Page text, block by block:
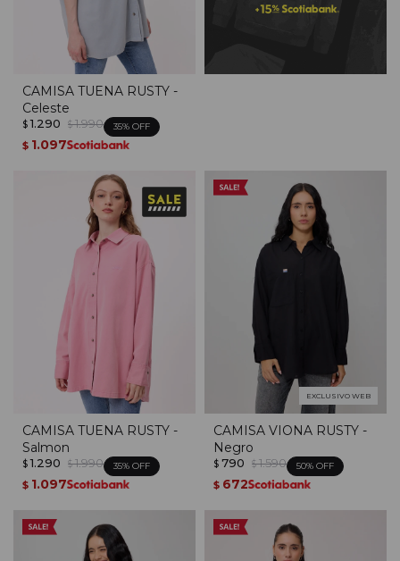
CAMISA TUENA RUSTY -
Celeste
$ 1.290 $ 1.990 35
$ 1.097
CAMISA TUENA RUSTY -
Salmon
$ 1.290 $ 1.990 35
$ 1.097
EXCLUSIVO WEB
CAMISA VIONA RUSTY -
Negro
$ 790 $ 1.590 50
$ 672